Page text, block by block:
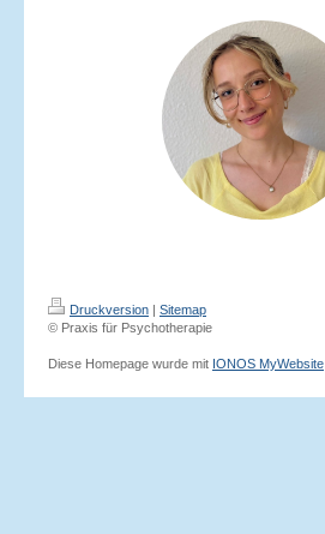
Druckversion | Sitemap
© Praxis für Psychotherapie
Diese Homepage wurde mit IONOS MyWebsite